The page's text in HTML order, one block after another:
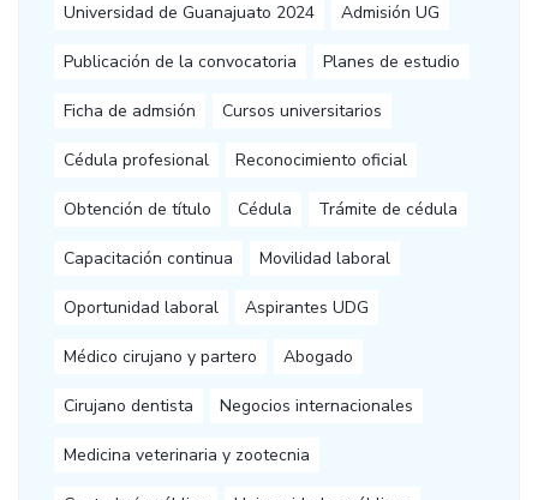
Universidad de Guanajuato 2024 Admisión UG
Publicación de la convocatoria Planes de estudio
Ficha de admsión Cursos universitarios
Cédula profesional Reconocimiento oficial
Obtención de título Cédula Trámite de cédula
Capacitación continua Movilidad laboral
Oportunidad laboral Aspirantes UDG
Médico cirujano y partero Abogado
Cirujano dentista Negocios internacionales
Medicina veterinaria y zootecnia